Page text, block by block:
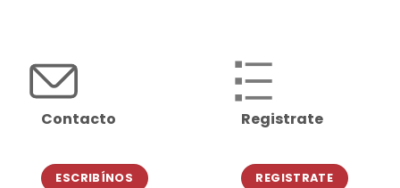
Contacto
ESCRIBÍNOS
Registrate
REGISTRATE